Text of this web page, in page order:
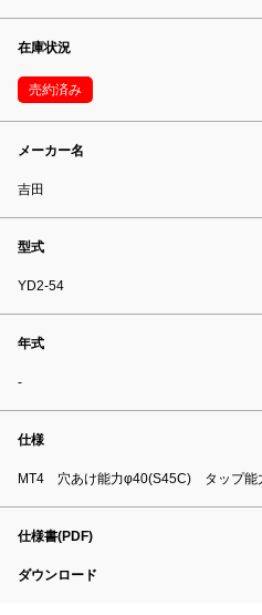
在庫状況
売約済み
メーカー名
吉田
型式
YD2-54
年式
-
仕様
MT4 穴あけ能力φ40(S45C) タップ
仕様書(PDF)
ダウンロード